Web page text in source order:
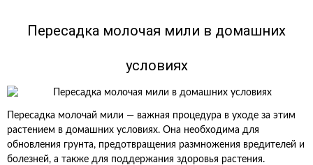
Пересадка молочая мили в домашних
условиях
Пересадка молочай мили — важная процедура в уходе за этим
растением в домашних условиях. Она необходима для
обновления грунта, предотвращения размножения вредителей и
болезней, а также для поддержания здоровья растения.